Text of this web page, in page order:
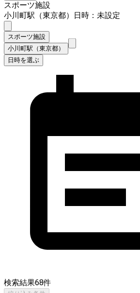
スポーツ施設
小川町駅（東京都）
日時：未設定
スポーツ施設
小川町駅（東京都）
日時を選ぶ
検索結果68件